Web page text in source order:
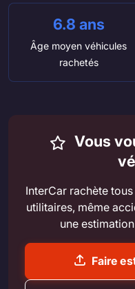
6.8 ans
Âge moyen véhicules
rachetés
Vous
InterCar rachète
utilitaires, même
une
Faire